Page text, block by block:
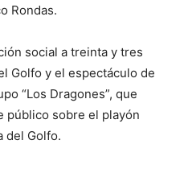
Rondas.
social a treinta y tres
Golfo y el espectáculo de
“Los Dragones”, que
público sobre el playón
del Golfo.